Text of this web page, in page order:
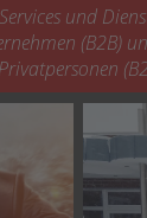
und
(B2B)